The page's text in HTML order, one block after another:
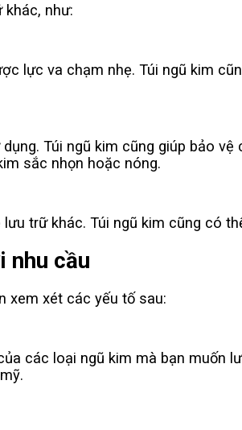
như:
lực va chạm nhẹ. Túi ngũ kim
Túi ngũ kim cũng giúp bảo
sắc nhọn hoặc nóng.
trữ khác. Túi ngũ kim cũng có
nhu cầu
xem xét các yếu tố sau:
các loại ngũ kim mà bạn muốn